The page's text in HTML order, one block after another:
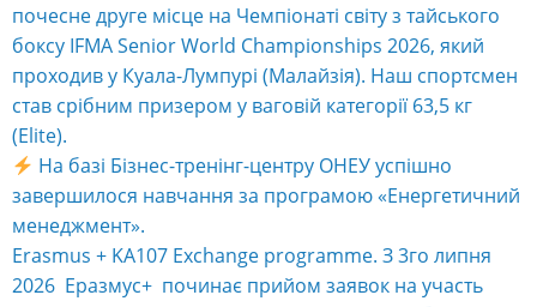
почесне друге місце на Чемпіонаті світу з тайського
боксу IFMA Senior World Championships 2026, який
проходив у Куала-Лумпурі (Малайзія). Наш спортсмен
став срібним призером у ваговій категорії 63,5 кг
(Elite).
На базі Бізнес-тренінг-центру ОНЕУ успішно
завершилося навчання за програмою «Енергетичний
менеджмент».
Erasmus + KA107 Exchange programme. З 3го липня
2026 Еразмус+ починає прийом заявок на участь